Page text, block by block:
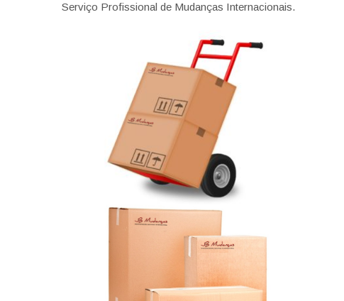
Serviço Profissional de Mudanças Internacionais.